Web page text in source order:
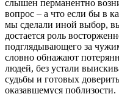
слышен перманентно
вопрос – а что если бы в
мы сделали иной выбор,
достается роль
подглядывающего за
словно обнажают
людей, без устали
судьбы и готовых
оказавшемуся поблизости.